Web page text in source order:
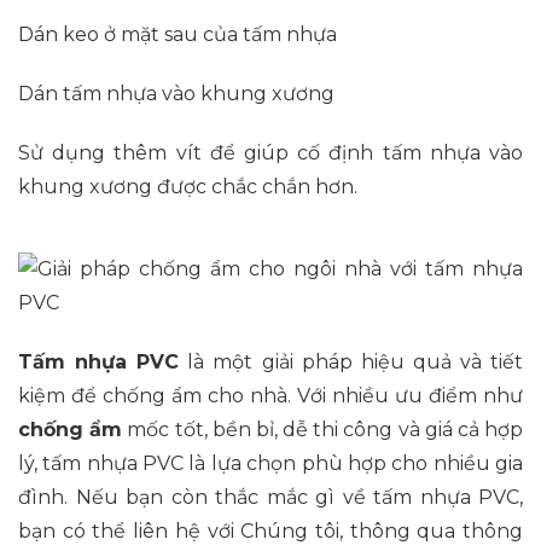
Dán keo ở mặt sau của tấm nhựa
Dán tấm nhựa vào khung xương
Sử dụng thêm vít để giúp cố định tấm nhựa vào
khung xương được chắc chắn hơn.
Tấm nhựa PVC là một giải pháp hiệu quả và tiết
kiệm để chống ẩm cho nhà. Với nhiều ưu điểm như
chống ẩm mốc tốt, bền bỉ, dễ thi công và giá cả hợp
lý, tấm nhựa PVC là lựa chọn phù hợp cho nhiều gia
đình. Nếu bạn còn thắc mắc gì về tấm nhựa PVC,
bạn có thể liên hệ với Chúng tôi, thông qua thông